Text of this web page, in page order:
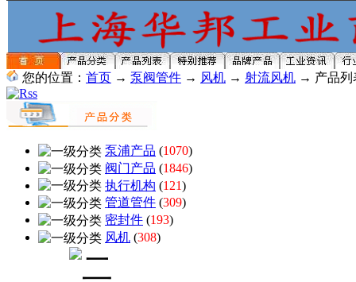
您的位置： 首页 → 泵阀管件 → 风机 → 射流风机 → 产品列
泵浦产品 (1070)
阀门产品 (1846)
执行机构 (121)
管道管件 (309)
密封件 (193)
风机 (308)